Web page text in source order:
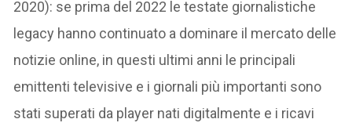
2020): se prima del 2022 le testate giornalistiche
legacy hanno continuato a dominare il mercato delle
notizie online, in questi ultimi anni le principali
emittenti televisive e i giornali più importanti sono
stati superati da player nati digitalmente e i ricavi